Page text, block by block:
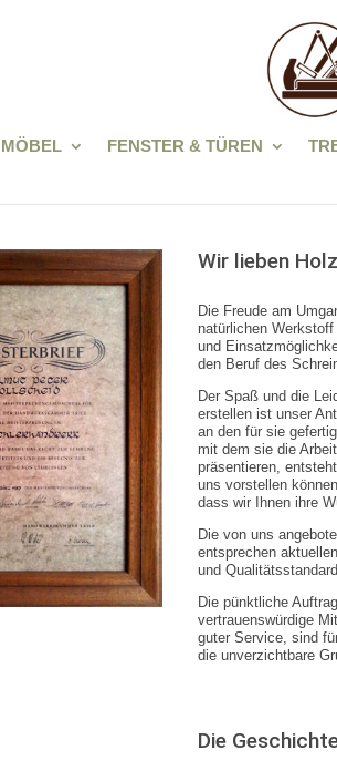
MÖBEL FENSTER & TÜREN
Wir lieben Holz
Die Freude am
natürlichen
und
den Beruf des
Der Spaß und die
erstellen ist unser
an den für sie
mit dem sie die
präsentieren,
uns vorstellen
dass wir Ihnen ihre
Die von uns
entsprechen
und
Die pünktliche
vertrauenswürdige
guter Service, sind
die unverzichtbare
Die